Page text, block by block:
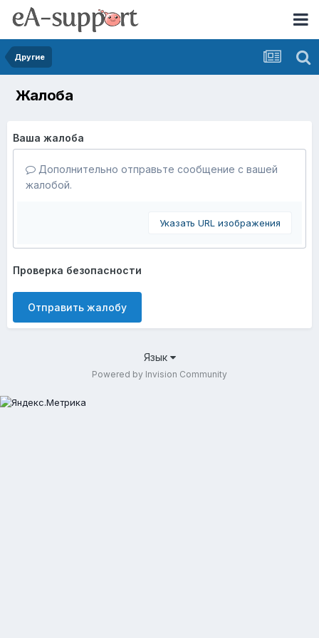
Другие
Жалоба
Ваша жалоба
Дополнительно отправьте сообщение с вашей
жалобой.
Указать URL изображения
Проверка безопасности
Отправить жалобу
Язык
Powered by Invision Community